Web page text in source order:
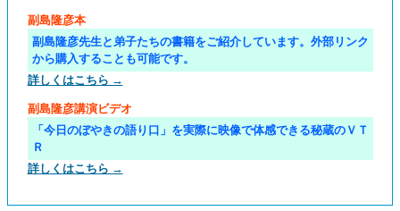
副島隆彦本
副島隆彦先生と弟子たちの書籍をご紹介しています。外部リンク
から購入することも可能です。
詳しくはこちら →
副島隆彦講演ビデオ
「今日のぼやきの語り口」を実際に映像で体感できる秘蔵のＶＴ
Ｒ
詳しくはこちら →